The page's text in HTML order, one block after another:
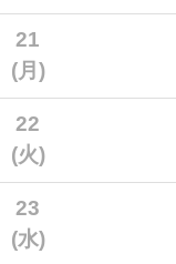
21
(月)
22
(火)
23
(水)